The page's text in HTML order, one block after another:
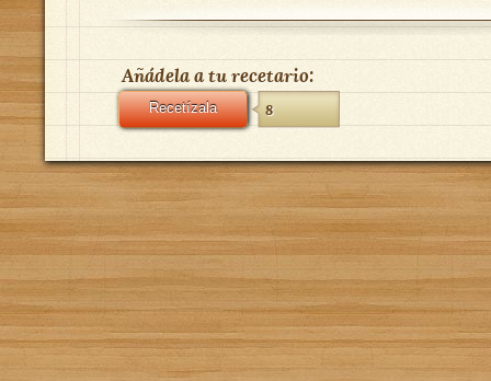
Añádela a tu recetario:
Recetízala 8